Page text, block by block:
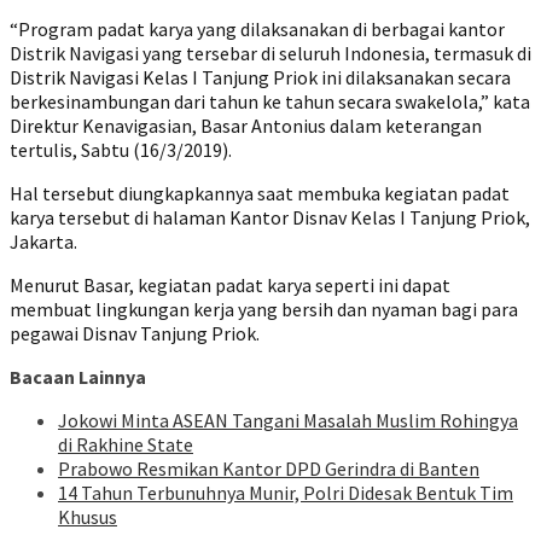
“Program padat karya yang dilaksanakan di berbagai kantor
Distrik Navigasi yang tersebar di seluruh Indonesia, termasuk di
Distrik Navigasi Kelas I Tanjung Priok ini dilaksanakan secara
berkesinambungan dari tahun ke tahun secara swakelola,” kata
Direktur Kenavigasian, Basar Antonius dalam keterangan
tertulis, Sabtu (16/3/2019).
Hal tersebut diungkapkannya saat membuka kegiatan padat
karya tersebut di halaman Kantor Disnav Kelas I Tanjung Priok,
Jakarta.
Menurut Basar, kegiatan padat karya seperti ini dapat
membuat lingkungan kerja yang bersih dan nyaman bagi para
pegawai Disnav Tanjung Priok.
Bacaan Lainnya
Jokowi Minta ASEAN Tangani Masalah Muslim Rohingya
di Rakhine State
Prabowo Resmikan Kantor DPD Gerindra di Banten
14 Tahun Terbunuhnya Munir, Polri Didesak Bentuk Tim
Khusus